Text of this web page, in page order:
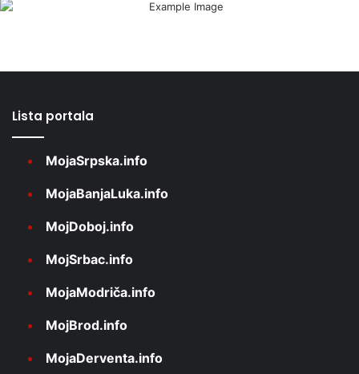
Lista portala
MojaSrpska.info
MojaBanjaLuka.info
MojDoboj.info
MojSrbac.info
MojaModriča.info
MojBrod.info
MojaDerventa.info